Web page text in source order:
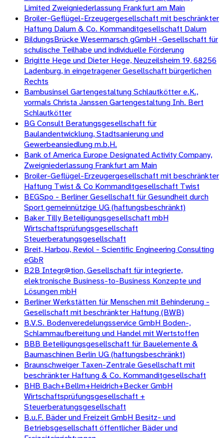
Limited Zweigniederlassung Frankfurt am Main
Broiler-Geflügel-Erzeugergesellschaft mit beschränkter
Haftung Dalum & Co. Kommanditgesellschaft Dalum
BildungsBrücke Wesermarsch gGmbH -Gesellschaft für
schulische Teilhabe und individuelle Förderung
Brigitte Hege und Dieter Hege, Neuzeilsheim 19, 68256
Ladenburg, in eingetragener Gesellschaft bürgerlichen
Rechts
Bambusinsel Gartengestaltung Schlautkötter e.K.,
vormals Christa Janssen Gartengestaltung Inh. Bert
Schlautkötter
BG Consult Beratungsgesellschaft für
Baulandentwicklung, Stadtsanierung und
Gewerbeansiedlung m.b.H.
Bank of America Europe Designated Activity Company,
Zweigniederlassung Frankfurt am Main
Broiler-Geflügel-Erzeugergesellschaft mit beschränkter
Haftung Twist & Co Kommanditgesellschaft Twist
BEGSpo - Berliner Gesellschaft für Gesundheit durch
Sport gemeinnützige UG (haftungsbeschränkt)
Baker Tilly Beteiligungsgesellschaft mbH
Wirtschaftsprüfungsgesellschaft
Steuerberatungsgesellschaft
Breit, Harbou, Reviol - Scientific Engineering Consulting
eGbR
B2B Integr@tion, Gesellschaft für integrierte,
elektronische Business-to-Business Konzepte und
Lösungen mbH
Berliner Werkstätten für Menschen mit Behinderung -
Gesellschaft mit beschränkter Haftung (BWB)
B.V.S. Bodenveredelungsservice GmbH Boden-,
Schlammaufbereitung und Handel mit Wertstoffen
BBB Beteiligungsgesellschaft für Bauelemente &
Baumaschinen Berlin UG (haftungsbeschränkt)
Braunschweiger Taxen-Zentrale Gesellschaft mit
beschränkter Haftung & Co. Kommanditgesellschaft
BHB Bach+Bellm+Heidrich+Becker GmbH
Wirtschaftsprüfungsgesellschaft +
Steuerberatungsgesellschaft
B.u.F. Bäder und Freizeit GmbH Besitz- und
Betriebsgesellschaft öffentlicher Bäder und